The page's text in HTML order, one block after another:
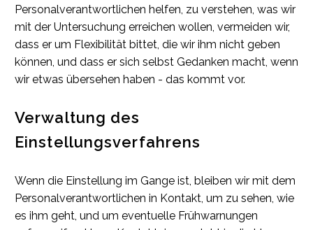
Personalverantwortlichen helfen, zu verstehen, was wir
mit der Untersuchung erreichen wollen, vermeiden wir,
dass er um Flexibilität bittet, die wir ihm nicht geben
können, und dass er sich selbst Gedanken macht, wenn
wir etwas übersehen haben - das kommt vor.
Verwaltung des
Einstellungsverfahrens
Wenn die Einstellung im Gange ist, bleiben wir mit dem
Personalverantwortlichen in Kontakt, um zu sehen, wie
es ihm geht, und um eventuelle Frühwarnungen